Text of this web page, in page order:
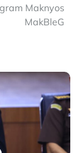
Maknyos
MakBleG